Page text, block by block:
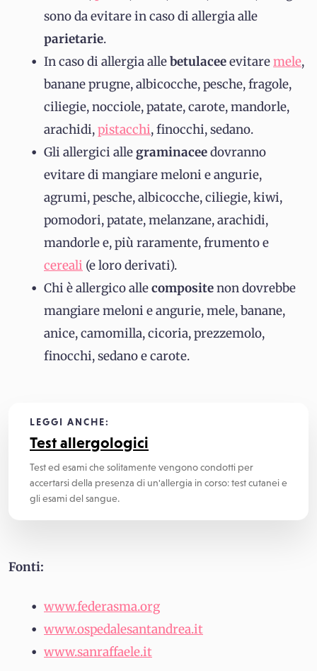
sono da evitare in caso di allergia alle
parietarie.
In caso di allergia allebetulaceeevitaremele,
banane prugne, albicocche, pesche, fragole,
ciliegie, nocciole, patate, carote, mandorle,
arachidi,pistacchi, finocchi, sedano.
Gli allergici allegraminaceedovranno
evitare di mangiare meloni e angurie,
agrumi, pesche, albicocche, ciliegie, kiwi,
pomodori, patate, melanzane, arachidi,
mandorle e, più raramente, frumento e
cereali (e loro derivati).
Chi è allergico allecompositenon dovrebbe
mangiare meloni e angurie, mele, banane,
anice, camomilla, cicoria, prezzemolo,
finocchi, sedano e carote.
LEGGI ANCHE:
Test allergologici
Test ed esami che solitamente vengono condotti per
accertarsi della presenza di un'allergia in corso: test cutanei e
gli esami del sangue.
Fonti:
www.federasma.org
www.ospedalesantandrea.it
www.sanraffaele.it